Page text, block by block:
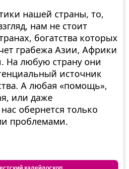
нашей страны, то,
нам не стоит
богатства которых
грабежа Азии, Африки
любую страну они
источник
А любая «помощь»,
или даже
обернется только
проблемами.